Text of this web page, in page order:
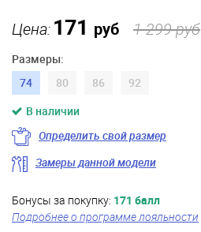
Цена:171 руб 1 299 руб
Размеры:
74
80 86
92
В наличии
Определить свой размер
Замеры данной модели
Бонусы за покупку: 171 балл
Подробнее о программе лояльности